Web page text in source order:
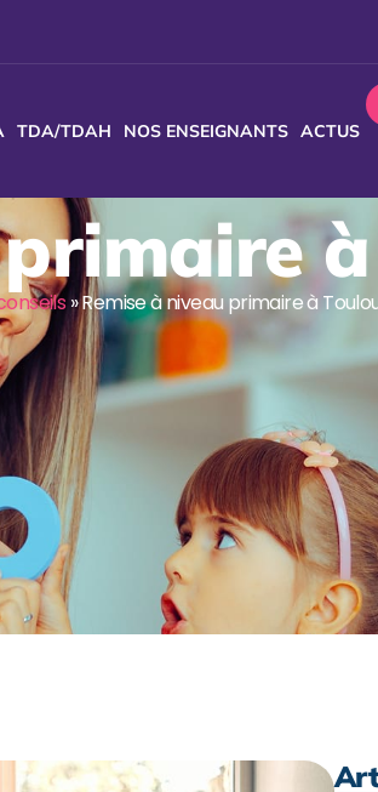
TDA/TDAH NOS ENSEIGNANTS ACTUS
»Remise à niveau primaire à